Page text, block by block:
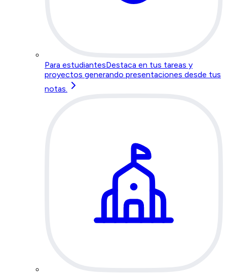
Para estudiantesDestaca en tus tareas y
proyectos generando presentaciones desde tus
notas.